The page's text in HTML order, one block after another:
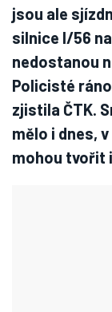
jsou ale
silnice I/56
nedostanou
Policisté
zjistila ČTK.
mělo i dnes,
mohou tvořit